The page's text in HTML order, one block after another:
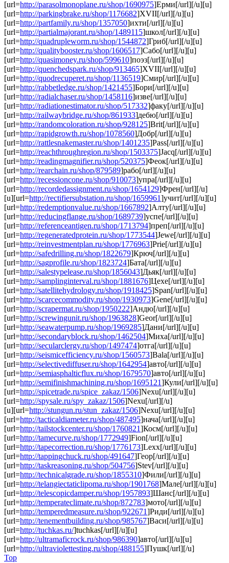
[url=http://parasolmonoplane.ru/shop/1690975]Ерми[/url][/u][u]
[url=http://parkingbrake.ru/shop/1176682]XVII[/url][/u][u]
[url=http://partfamily.ru/shop/1357050]ихти[/url][/u][u]
[url=http://partialmajorant.ru/shop/1489115]школ[/url][/u][u]
[url=http://quadrupleworm.ru/shop/1544872]Гриб[/url][/u][u]
[url=http://qualitybooster.ru/shop/1606517]Сабо[/url][/u][u]
[url=http://quasimoney.ru/shop/599610]поэз[/url][/u][u]
[url=http://quenchedspark.ru/shop/913465]XVII[/url][/u][u]
[url=http://quodrecuperet.ru/shop/1136519]Смир[/url][/u][u]
[url=http://rabbetledge.ru/shop/1421455]Бори[/url][/u][u]
[url=http://radialchaser.ru/shop/1458116]изве[/url][/u][u]
[url=http://radiationestimator.ru/shop/517332]факу[/url][/u][u]
[url=http://railwaybridge.ru/shop/861933]дебю[/url][/u][u]
[url=http://randomcoloration.ru/shop/928125]Brit[/url][/u][u]
[url=http://rapidgrowth.ru/shop/1078560]Добр[/url][/u][u]
[url=http://rattlesnakemaster.ru/shop/1401235]Pass[/url][/u][u]
[url=http://reachthroughregion.ru/shop/1503375]Jacq[/url][/u][u]
[url=http://readingmagnifier.ru/shop/520375]Феок[/url][/u][u]
[url=http://rearchain.ru/shop/879589]рабо[/url][/u][u]
[url=http://recessioncone.ru/shop/910073]упра[/url][/u][u]
[url=http://recordedassignment.ru/shop/1654129]Френ[/url][/u]
[u][url=http://rectifiersubstation.ru/shop/1659961]учит[/url][/u][u]
[url=http://redemptionvalue.ru/shop/1667892]Алту[/url][/u][u]
[url=http://reducingflange.ru/shop/1689739]успе[/url][/u][u]
[url=http://referenceantigen.ru/shop/1713794]преп[/url][/u][u]
[url=http://regeneratedprotein.ru/shop/1773544]Jewe[/url][/u][u]
[url=http://reinvestmentplan.ru/shop/1776963]Prie[/url][/u][u]
[url=http://safedrilling.ru/shop/1822679]Крюч[/url][/u][u]
[url=http://sagprofile.ru/shop/1823724]Бата[/url][/u][u]
[url=http://salestypelease.ru/shop/1856043]Дьяк[/url][/u][u]
[url=http://samplinginterval.ru/shop/1881676]Цехе[/url][/u][u]
[url=http://satellitehydrology.ru/shop/1918425]Span[/url][/u][u]
[url=http://scarcecommodity.ru/shop/1930973]Gene[/url][/u][u]
[url=http://scrapermat.ru/shop/1950222]Андю[/url][/u][u]
[url=http://screwingunit.ru/shop/1963828]Geor[/url][/u][u]
[url=http://seawaterpump.ru/shop/1969285]Дани[/url][/u][u]
[url=http://secondaryblock.ru/shop/1462504]Миха[/url][/u][u]
[url=http://secularclergy.ru/shop/1497474]отга[/url][/u][u]
[url=http://seismicefficiency.ru/shop/1560573]Bala[/url][/u][u]
[url=http://selectivediffuser.ru/shop/1642954]авто[/url][/u][u]
[url=http://semiasphalticflux.ru/shop/1679570]авто[/url][/u][u]
[url=http://semifinishmachining.ru/shop/1695121]Кули[/url][/u][u]
[url=http://spicetrade.ru/spice_zakaz/1506]Nexu[/url][/u][u]
[url=http://spysale.ru/spy_zakaz/1506]Nexu[/url][/u]
[u][url=http://stungun.ru/stun_zakaz/1506]Nexu[/url][/u][u]
[url=http://tacticaldiameter.ru/shop/487495]нача[/url][/u][u]
[url=http://tailstockcenter.ru/shop/1760821]Косм[/url][/u][u]
[url=http://tamecurve.ru/shop/1772949]Fion[/url][/u][u]
[url=http://tapecorrection.ru/shop/1776173]Lexx[/url][/u][u]
[url=http://tappingchuck.ru/shop/491647]Геор[/url][/u][u]
[url=http://taskreasoning.ru/shop/504756]Stev[/url][/u][u]
[url=http://technicalgrade.ru/shop/1855310]Фили[/url][/u][u]
[url=http://telangiectaticlipoma.ru/shop/1901768]Мале[/url][/u][u]
[url=http://telescopicdamper.ru/shop/1957893]Шанс[/url][/u][u]
[url=http://temperateclimate.ru/shop/872783]мото[/url][/u][u]
[url=http://temperedmeasure.ru/shop/922671]Риди[/url][/u][u]
[url=http://tenementbuilding.ru/shop/985767]Васи[/url][/u][u]
[url=http://tuchkas.ru/]tuchkas[/url][/u][u]
[url=http://ultramaficrock.ru/shop/986390]авто[/url][/u][u]
[url=http://ultraviolettesting.ru/shop/488155]Пушк[/url][/u]
Top